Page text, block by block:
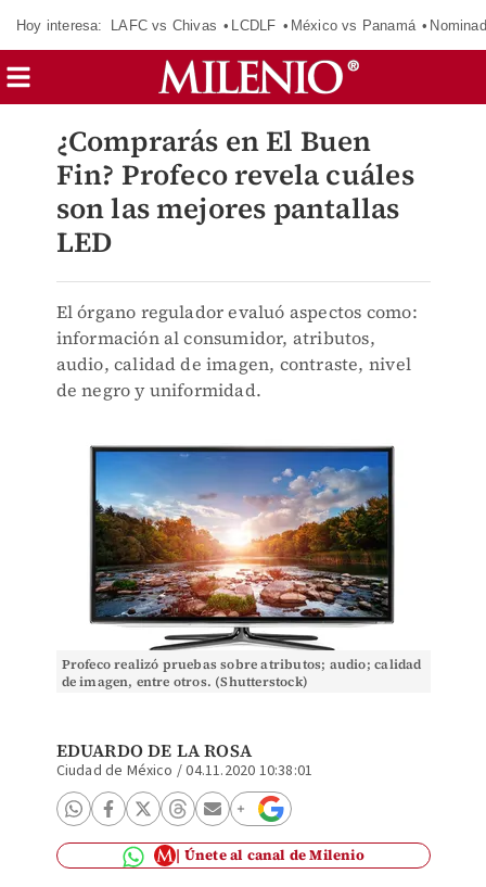
Hoy interesa: LAFC vs Chivas LCDLF México vs Panamá
¿Comprarás en El Buen
Fin? Profeco revela cuáles
son las mejores pantallas
LED
El órgano regulador evaluó aspectos como:
información al consumidor, atributos,
audio, calidad de imagen, contraste, nivel
de negro y uniformidad.
Profeco realizó pruebas sobre atributos; audio; calidad
de imagen, entre otros. (Shutterstock)
EDUARDO DE LA ROSA
Ciudad de México /04.11.2020 10:38:01
Únete al canal de Milenio